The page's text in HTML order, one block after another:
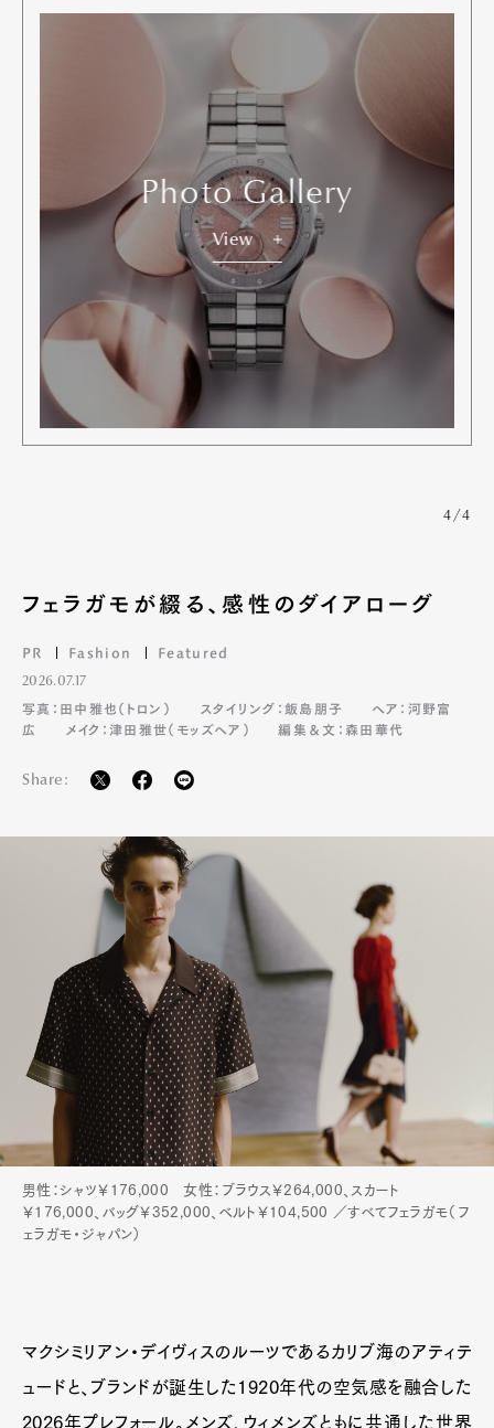
Pen Membership
Magazine
Official Columnist
Contact
Pen Meet
Pen international
Photo Gallery
View
4/4
フェラガモが綴る、感性のダイアローグ
PR Fashion Featured
2026.07.17
写真：田中雅也（トロン）
スタイリング：飯島朋子
ヘア：河野富
広
メイク：津田雅世（モッズヘア） 編集＆文：森田華代
Share:
男性：シャツ￥176,000 女性：ブラウス￥264,000、スカート
￥176,000、バッグ￥352,000、ベルト￥104,500 ／すべてフェラガモ（フ
ェラガモ・ジャパン）
マクシミリアン・デイヴィスのルーツであるカリブ海のアティテ
ュードと、ブランドが誕生した1920年代の空気感を融合した
2026年プレフォール。メンズ、ウィメンズともに共通した世界